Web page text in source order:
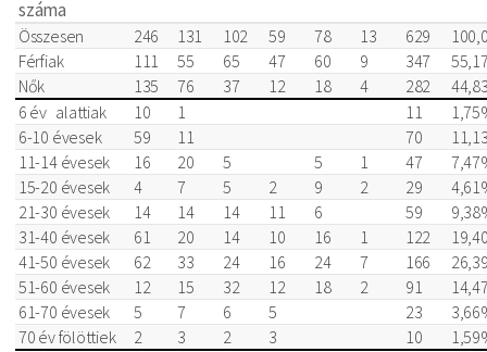
száma
Összesen 246 131 102 59 78 13 629
Férfiak
111 55 65 47 60 9 347
Nők
135 76 37 12 18 4 282
6 év alattiak
10 1 11
6-10 évesek
59 11 70
11-14 évesek
16 20 5 5 1 47
15-20 évesek
4 7 5 2 9 2 29
21-30 évesek
14 14 14 11 6 59
31-40 évesek
61 20 14 10 16 1 122
41-50 évesek
62 33 24 16 24 7 166
51-60 évesek
12 15 32 12 18 2 91
61-70 évesek
5 7 6 5 23
70 év fölöttiek
2 3 2 3 10